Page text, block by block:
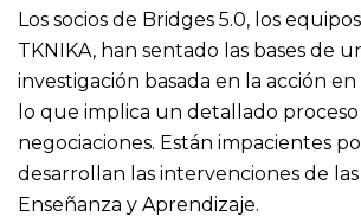
Los socios de Bridges 5.0, los
TKNIKA, han sentado las bases de
investigación basada en la acción en
lo que implica un detallado
negociaciones. Están impacientes
desarrollan las intervenciones de las
Enseñanza y Aprendizaje.